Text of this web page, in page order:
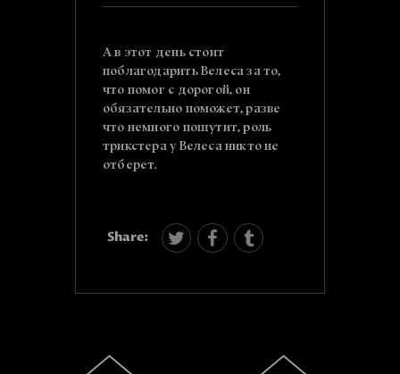
А в этот день стоит
поблагодарить Велеса за то,
что помог с дорогой, он
обязательно поможет, разве
что немного пошутит, роль
трикстера у Велеса никто не
отберет.
Share: